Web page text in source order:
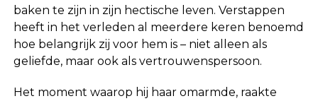
baken te zijn in zijn hectische leven. Verstappen
heeft in het verleden al meerdere keren benoemd
hoe belangrijk zij voor hem is – niet alleen als
geliefde, maar ook als vertrouwenspersoon.
Het moment waarop hij haar omarmde, raakte